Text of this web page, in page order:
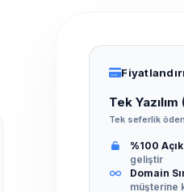
Tek Yazılım
Tek seferlik
%100
geliştir
Domain
müşterine